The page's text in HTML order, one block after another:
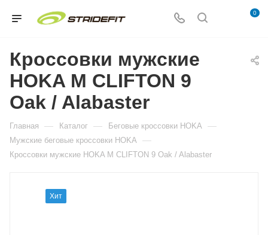
0
Кроссовки мужские
HOKA M CLIFTON 9
Oak / Alabaster
Главная — Каталог — Беговые кроссовки HOKA —
Мужские беговые кроссовки HOKA —
Кроссовки мужские HOKA M CLIFTON 9 Oak / Alabaster
Хит